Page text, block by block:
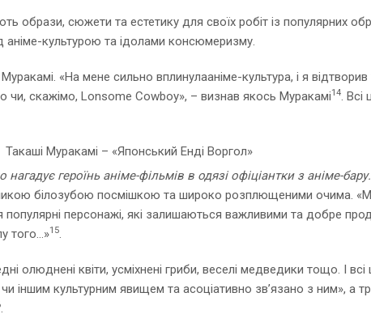
образи, сюжети та естетику для своїх робіт із популярних
аніме-культурою та ідолами консюмеризму.
«На мене сильно вплинулааніме-культура, і я
чи, скажімо, Lonsome Cowboy», – визнав якось Муракамі14. Всі
героїнь аніме-фільмів в одязі офіціантки з аніме-бару.
білозубою посмішкою та широко розплющеними очима.
популярні персонажі, які залишаються важливими та добре
того…»15.
олюднені квіти, усміхнені гриби, веселі медведики тощо. І
іншим культурним явищем та асоціативно зв’язано з ним», а
.